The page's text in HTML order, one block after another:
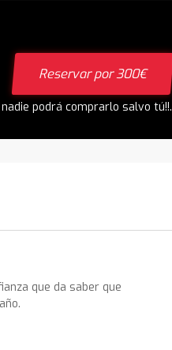
Reservar por 300€
podrá comprarlo salvo tú!!.
que da saber que